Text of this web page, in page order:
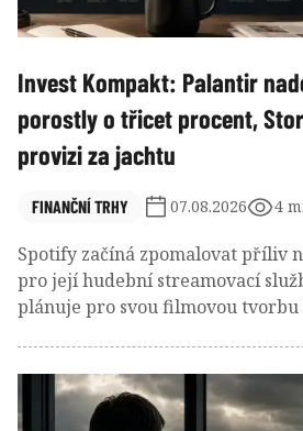
Invest Kompakt: Palantir
porostly o třicet procent,
provizi za jachtu
FINANČNÍ TRHY 07.08.2026 4
Spotify začíná zpomalovat příliv
pro její hudební streamovací
plánuje pro svou filmovou
má víc riskovat a nebát se selhat.